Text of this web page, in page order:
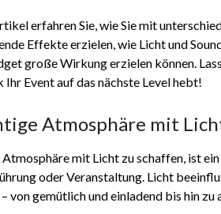
erfahren Sie, wie Sie mit
Effekte erzielen, wie Licht und
große Wirkung erzielen können.
Ihr Event auf das nächste Level hebt!
Atmosphäre mit
mit Licht zu schaffen, ist
oder Veranstaltung. Licht
von gemütlich und einladend bis hin zu